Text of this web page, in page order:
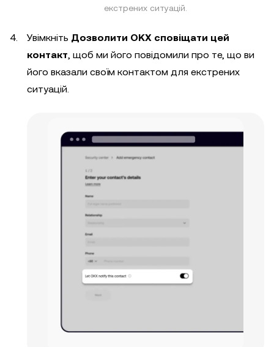
екстрених ситуацій.
Увімкніть Дозволити OKX сповіщати цей
контакт , щоб ми його повідомили про те, що ви
його вказали своїм контактом для екстрених
ситуацій.